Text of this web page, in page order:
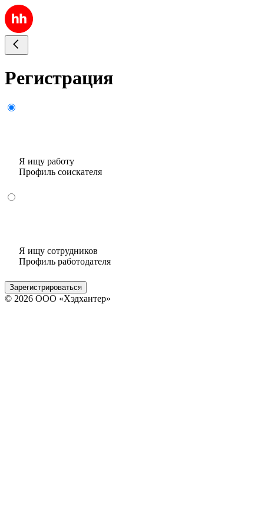
Регистрация
Я ищу работу
Профиль соискателя
Я ищу сотрудников
Профиль работодателя
Зарегистрироваться
© 2026 ООО «Хэдхантер»